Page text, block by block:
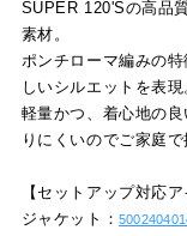
SUPER 120'Sの高品
素材。
ポンチローマ編みの
しいシルエットを表現
軽量かつ、着心地の
りにくいのでご家庭
【セットアップ対応ア
ジャケット：